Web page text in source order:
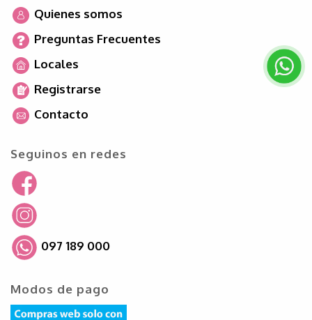
Quienes somos
Preguntas Frecuentes
Locales
Registrarse
Contacto
Seguinos en redes
097 189 000
Modos de pago